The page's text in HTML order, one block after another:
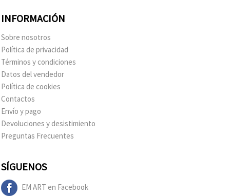
INFORMACIÓN
Sobre nosotros
Política de privacidad
Términos y condiciones
Datos del vendedor
Política de cookies
Contactos
Envío y pago
Devoluciones y desistimiento
Preguntas Frecuentes
SÍGUENOS
EM ART en Facebook